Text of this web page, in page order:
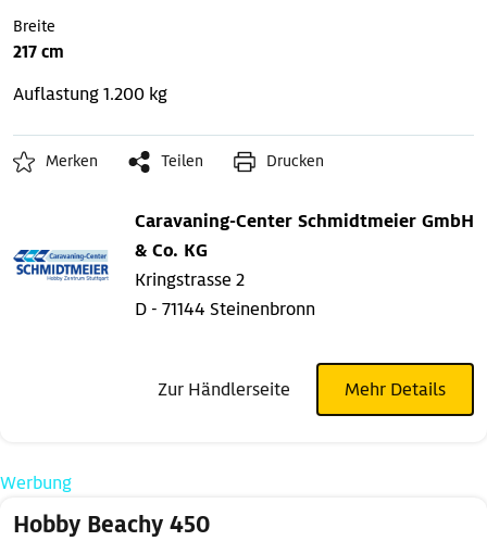
Breite
217 cm
Auflastung 1.200 kg
Merken Teilen Drucken
Caravaning-Center Schmidtmeier GmbH
& Co. KG
Kringstrasse 2
D - 71144 Steinenbronn
Zur Händlerseite Mehr Details
Werbung
Hobby Beachy 450